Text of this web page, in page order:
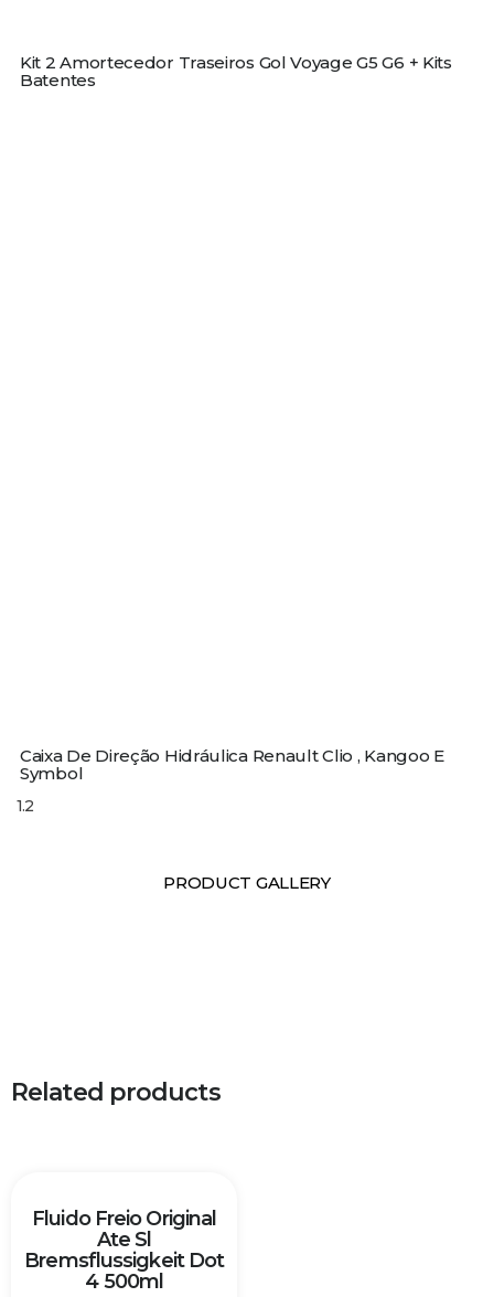
Kit 2 Amortecedor Traseiros Gol Voyage G5 G6 + Kits
Batentes
Caixa De Direção Hidráulica Renault Clio , Kangoo E
Symbol
PRODUCT GALLERY
Related products
Fluido Freio Original
Ate Sl
Bremsflussigkeit Dot
4 500ml